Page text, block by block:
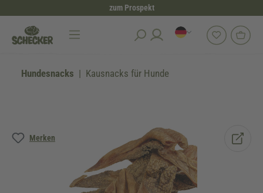
zum Prospekt
Hundesnacks Kausnacks für Hunde
Merken
Bildergalerie überspringen